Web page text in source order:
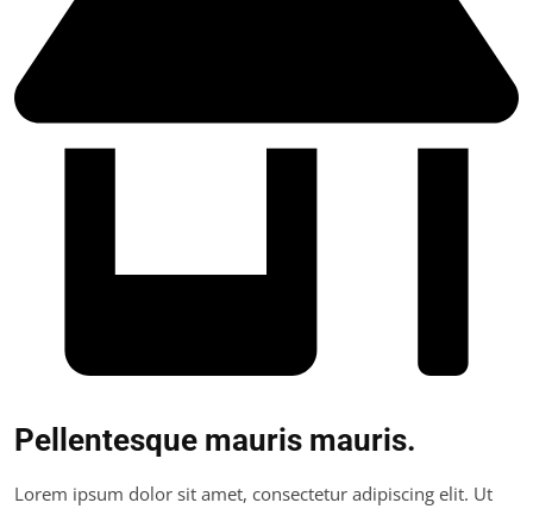
Pellentesque mauris mauris.
Lorem ipsum dolor sit amet, consectetur adipiscing elit. Ut